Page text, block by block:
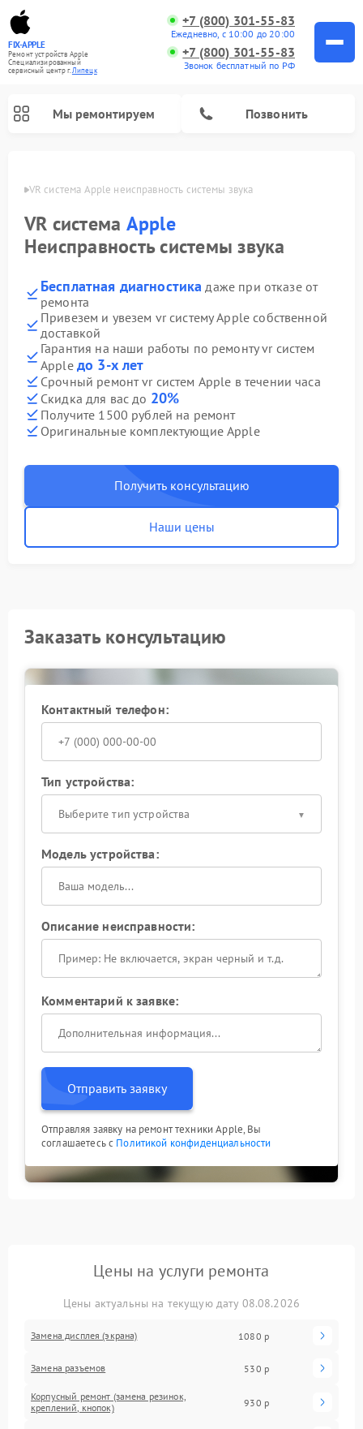
FIX-APPLE
Ремонт устройств Apple
Специализированный
cервисный центр г.Липецк
+7 (800) 301-55-83
Ежедневно, с 10:00 до 20:00
+7 (800) 301-55-83
Звонок бесплатный по РФ
Мы ремонтируем Позвонить
VR система Apple неисправность системы звука
VR система Apple
Неисправность системы звука
Бесплатная диагностика даже при отказе от
ремонта
Привезем и увезем vr систему Apple собственной
доставкой
Гарантия на наши работы по ремонту vr систем
Apple до 3-х лет
Срочный ремонт vr систем Apple в течении часа
Скидка для вас до 20%
Получите 1500 рублей на ремонт
Оригинальные комплектующие Apple
Получить консультацию
Наши цены
Заказать консультацию
Контактный телефон:
Тип устройства:
Выберите тип устройства
Модель устройства:
Описание неисправности:
Комментарий к заявке:
Отправить заявку
Отправляя заявку на ремонт техники Apple, Вы
соглашаетесь с Политикой конфиденциальности
Цены на услуги ремонта
Цены актуальны на текущую дату 08.08.2026
Замена дисплея (экрана) 1080 р
Замена разъемов 530 р
Корпусный ремонт (замена резинок,
креплений, кнопок)
930 р